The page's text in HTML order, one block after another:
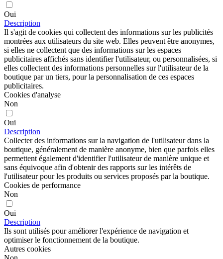
Oui
Description
Il s'agit de cookies qui collectent des informations sur les publicités
montrées aux utilisateurs du site web. Elles peuvent être anonymes,
si elles ne collectent que des informations sur les espaces
publicitaires affichés sans identifier l'utilisateur, ou personnalisées, si
elles collectent des informations personnelles sur l'utilisateur de la
boutique par un tiers, pour la personnalisation de ces espaces
publicitaires.
Cookies d'analyse
Non
Oui
Description
Collecter des informations sur la navigation de l'utilisateur dans la
boutique, généralement de manière anonyme, bien que parfois elles
permettent également d'identifier l'utilisateur de manière unique et
sans équivoque afin d'obtenir des rapports sur les intérêts de
l'utilisateur pour les produits ou services proposés par la boutique.
Cookies de performance
Non
Oui
Description
Ils sont utilisés pour améliorer l'expérience de navigation et
optimiser le fonctionnement de la boutique.
Autres cookies